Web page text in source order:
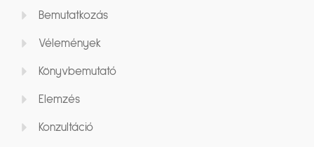
Bemutatkozás
Vélemények
Könyvbemutató
Elemzés
Konzultáció